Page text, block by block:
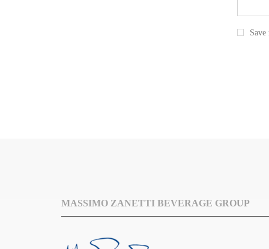
MASSIMO ZANETTI BEVERAGE GROUP